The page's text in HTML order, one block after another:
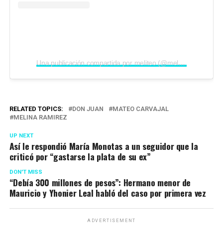
Una publicación compartida por meliteo (@melinaymateo)
RELATED TOPICS: DON JUAN
MATEO CARVAJAL
MELINA RAMIREZ
UP NEXT
Así le respondió María Monotas a un seguidor que la
criticó por “gastarse la plata de su ex”
DON'T MISS
“Debía 300 millones de pesos”: Hermano menor de
Mauricio y Yhonier Leal habló del caso por primera vez
ADVERTISEMENT